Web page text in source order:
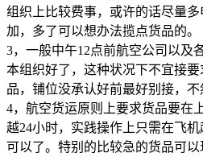
组织上比较费事，或许的话尽量
加，多了可以想办法揽点货品的。
3，一般中午12点前航空公司以及
本组织好了，这种状况下不宜接
品，铺位没承认好前最好别接，不
4，航空货运原则上要求货品要在
越24小时，实践操作上只需在飞
可以了。特别的比较急的货品可